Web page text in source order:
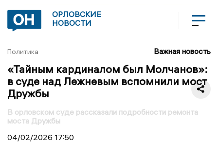
ОРЛОВСКИЕ
НОВОСТИ
Политика Важная новость
«Тайным кардиналом был Молчанов»:
в суде над Лежневым вспомнили мост
Дружбы
В орловском суде рассказали подробности ремонта
моста Дружбы
04/02/2026 17:50